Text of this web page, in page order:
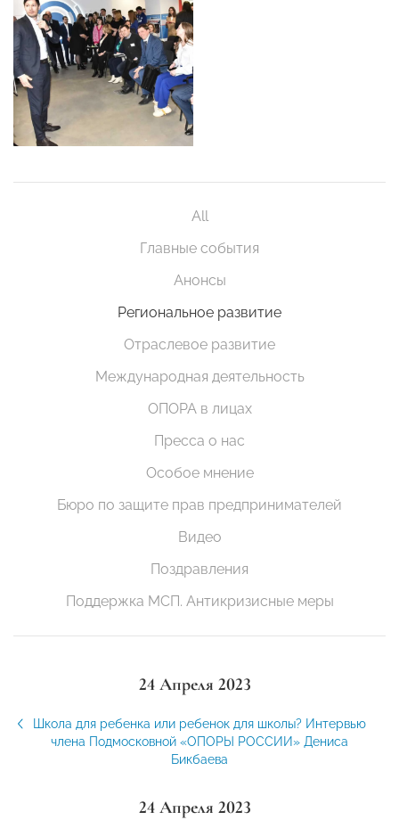
All
Главные события
Анонсы
Региональное развитие
Отраслевое развитие
Международная деятельность
ОПОРА в лицах
Пресса о нас
Особое мнение
Бюро по защите прав предпринимателей
Видео
Поздравления
Поддержка МСП. Антикризисные меры
24 Апреля 2023
Школа для ребенка или ребенок для школы? Интервью
члена Подмосковной «ОПОРЫ РОССИИ» Дениса
Бикбаева
24 Апреля 2023